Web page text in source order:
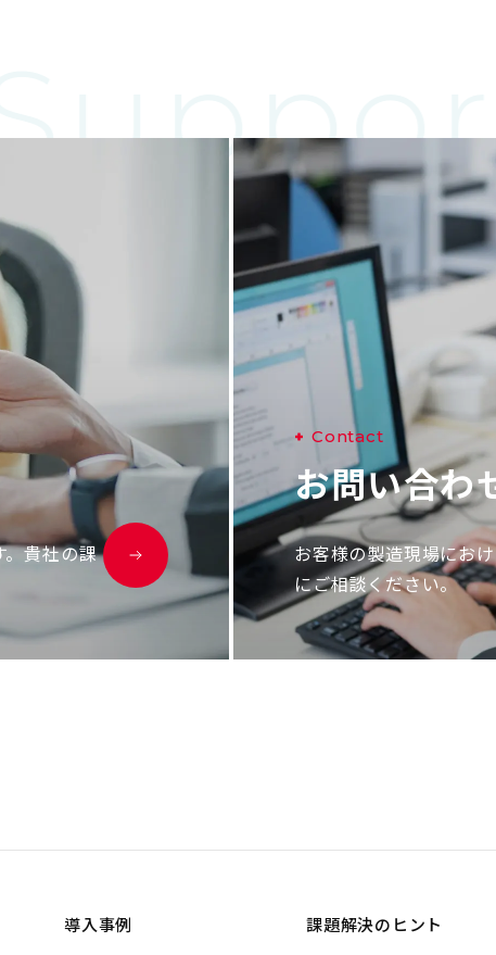
。貴社の課
Contact
お問い合わ
お客様の製造現場にお
にご相談ください。
導入事例 課題解決のヒント